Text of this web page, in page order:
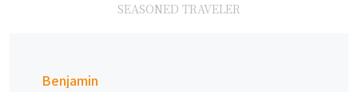
SEASONED TRAVELER
Benjamin